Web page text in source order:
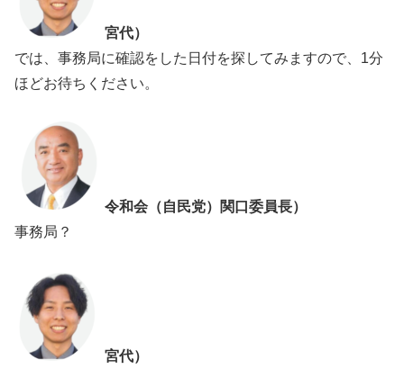
宮代）
では、事務局に確認をした日付を探してみますので、1分
ほどお待ちください。
令和会（自民党）関口委員長）
事務局？
宮代）